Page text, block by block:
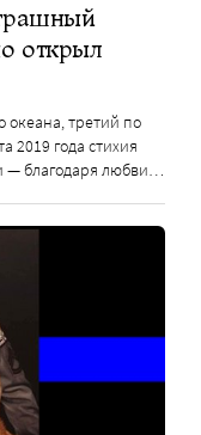
открыл
океана, третий по
2019 года стихия
— благодаря любви…